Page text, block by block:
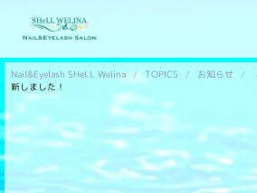
Nail&Eyelash SHeLL Welina TOPICS お知らせ
新しました！